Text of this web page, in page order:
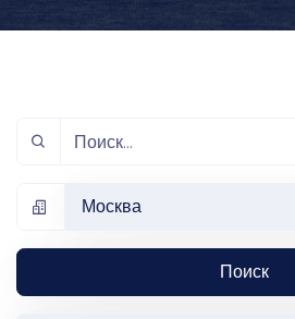
Москва
Поиск